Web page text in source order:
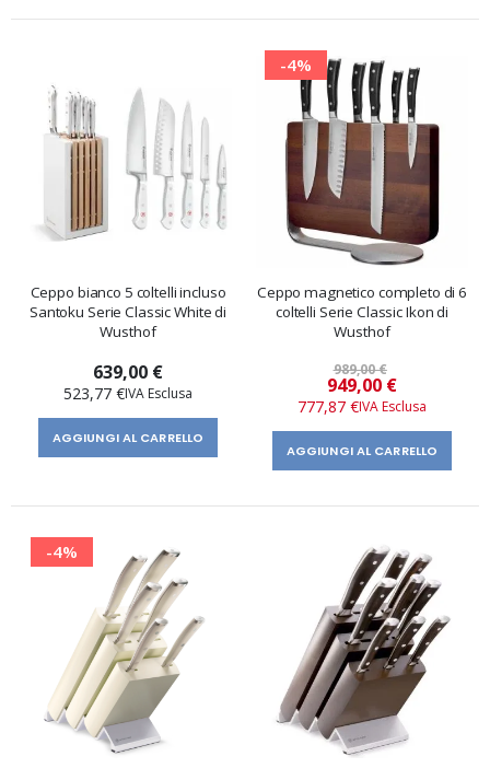
Ceppo bianco 5 coltelli incluso
Santoku Serie Classic White di
Wusthof
639,00 €
523,77 €
AGGIUNGI AL CARRELLO
-4%
Ceppo magnetico completo di 6
coltelli Serie Classic Ikon di
Wusthof
989,00 €
Prezzo
speciale
949,00 €
777,87 €
AGGIUNGI AL CARRELLO
-4%